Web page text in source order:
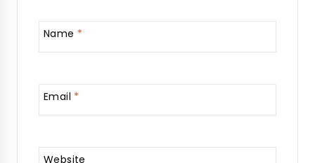
Name *
Email *
Website